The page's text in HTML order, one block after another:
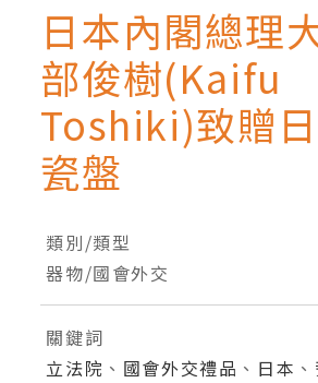
日本內閣總理
部俊樹(Kaifu
Toshiki)致贈
瓷盤
類別/類型
器物/國會外交
關鍵詞
立法院 、 國會外交禮品 、 日本 、